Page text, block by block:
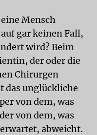
Mensch
gar keinen Fall,
wird? Beim
der oder die
Chirurgen
das unglückliche
von dem, was
von dem, was
abweicht.